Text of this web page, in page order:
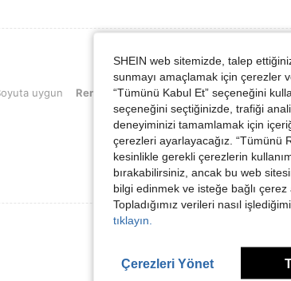
uygun, Renk: Yeşil, Boyut: Uzun 0XL
uygun Renk: Yeşil Boyut:Uzun 0XL
SHEIN web sitemizde, talep
sunmayı amaçlamak için çerezler
“Tümünü Kabul Et” seçeneğini
seçeneğini seçtiğinizde, trafiği
deneyiminizi tamamlamak için
çerezleri ayarlayacağız. “Tümünü
kesinlikle gerekli çerezlerin
bırakabilirsiniz, ancak bu web
bilgi edinmek ve isteğe bağlı çerez
Topladığımız verileri nasıl
tıklayın.
Çerezleri Yönet